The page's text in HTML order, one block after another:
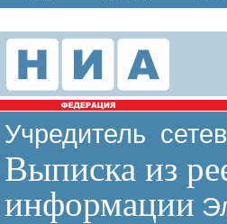
Учредитель
Выписка из
информации